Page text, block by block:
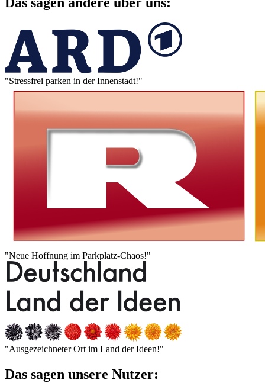
"Stressfrei parken in der Innenstadt!"
"Neue Hoffnung im Parkplatz-Chaos!"
"Ausgezeichneter Ort im Land der Ideen!"
Das sagen unsere Nutzer: